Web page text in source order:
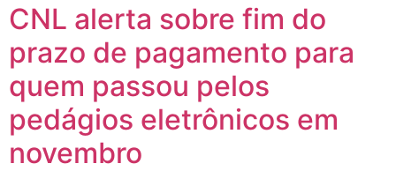
CNL alerta sobre fim do
prazo de pagamento para
quem passou pelos
pedágios eletrônicos em
novembro